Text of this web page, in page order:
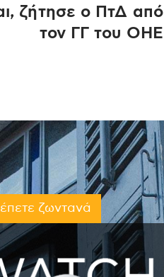
ζήτησε ο ΠτΔ από
τον ΓΓ του ΟΗΕ
ζωντανά